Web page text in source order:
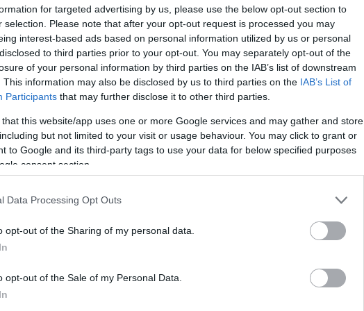
for targeted advertising by us, please use the below opt-out section to
selection. Please note that after your opt-out request is processed you may
interest-based ads based on personal information utilized by us or personal
to third parties prior to your opt-out. You may separately opt-out of the
of your personal information by third parties on the IAB’s list of downstream
This information may also be disclosed by us to third parties on the IAB’s List of
Participants that may further disclose it to other third parties.
that this website/app uses one or more Google services and may gather and store
but not limited to your visit or usage behaviour. You may click to grant or
to Google and its third-party tags to use your data for below specified purposes
consent section.
Data Processing Opt Outs
opt-out of the Sharing of my personal data.
opt-out of the Sale of my Personal Data.
film- és hangfelvétel maradt fenn, a
A hivatalos vizsgálat szerint a tüzet a
sokan feltételezték, hogy náciellenes
feltevés szerint Hitler által elrendelt vagy éppen
merénylet történt. Az akkori bulvárlapok
következett be, mert a fedélzeten valaki
hogy a maradványok között találtak
után legközelebb 1969-ben járta be újra a
első lemezének borítójára került.
teóriára alapozó - film készült a tragédiáról. Ezt
ben pedig a németek gondolták úgy, hogy a
a XXI. században is sikeres lehet. Az egyik
mégis a katasztrófa utáni tudósítás: